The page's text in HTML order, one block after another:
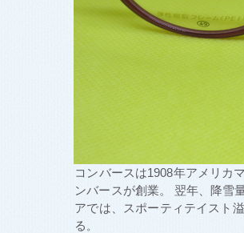
コンバースは1908年アメリカ
ンバースが創業。 翌年、降雪
アでは、スポーティテイスト
る 。